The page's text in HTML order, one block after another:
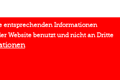
entsprechenden Informationen
Website benutzt und nicht an Dritte